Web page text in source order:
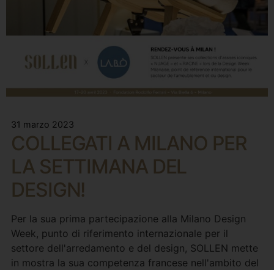
31 marzo 2023
COLLEGATI A MILANO PER
LA SETTIMANA DEL
DESIGN!
Per la sua prima partecipazione alla Milano Design
Week, punto di riferimento internazionale per il
settore dell'arredamento e del design, SOLLEN mette
in mostra la sua competenza francese nell'ambito del